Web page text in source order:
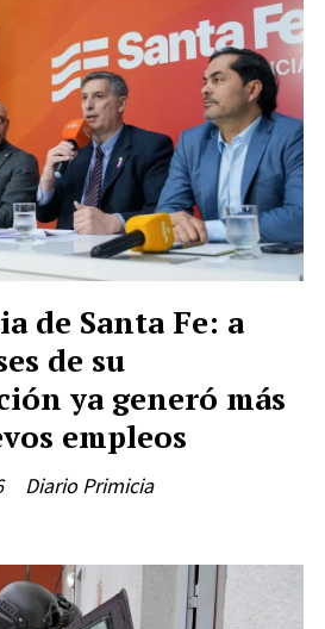
de Santa Fe: a
de su
ya generó más
empleos
Diario Primicia